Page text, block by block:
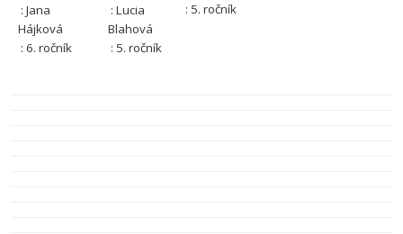
: Jana
Hájková
: 6. ročník
: Lucia
Blahová
: 5. ročník
: 5. ročník